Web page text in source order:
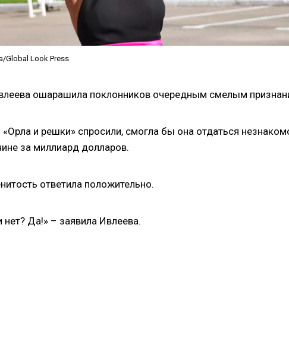
Global Look Press
ошарашила поклонников очередным смелым
и решки» спросили, смогла бы она отдаться
за миллиард долларов.
ответила положительно.
Да!» – заявила Ивлеева.